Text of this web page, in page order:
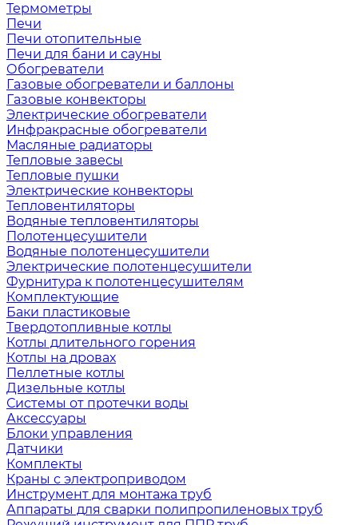
Термометры
Печи
Печи отопительные
Печи для бани и сауны
Обогреватели
Газовые обогреватели и баллоны
Газовые конвекторы
Электрические обогреватели
Инфракрасные обогреватели
Масляные радиаторы
Тепловые завесы
Тепловые пушки
Электрические конвекторы
Тепловентиляторы
Водяные тепловентиляторы
Полотенцесушители
Водяные полотенцесушители
Электрические полотенцесушители
Фурнитура к полотенцесушителям
Комплектующие
Баки пластиковые
Твердотопливные котлы
Котлы длительного горения
Котлы на дровах
Пеллетные котлы
Дизельные котлы
Системы от протечки воды
Аксессуары
Блоки управления
Датчики
Комплекты
Краны с электроприводом
Инструмент для монтажа труб
Аппараты для сварки полипропиленовых труб